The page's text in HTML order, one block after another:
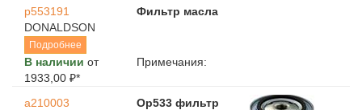
p553191
DONALDSON
Подробнее
Фильтр масла
В наличии от
1933,00 ₽*
Примечания:
a210003
Op533 фильтр